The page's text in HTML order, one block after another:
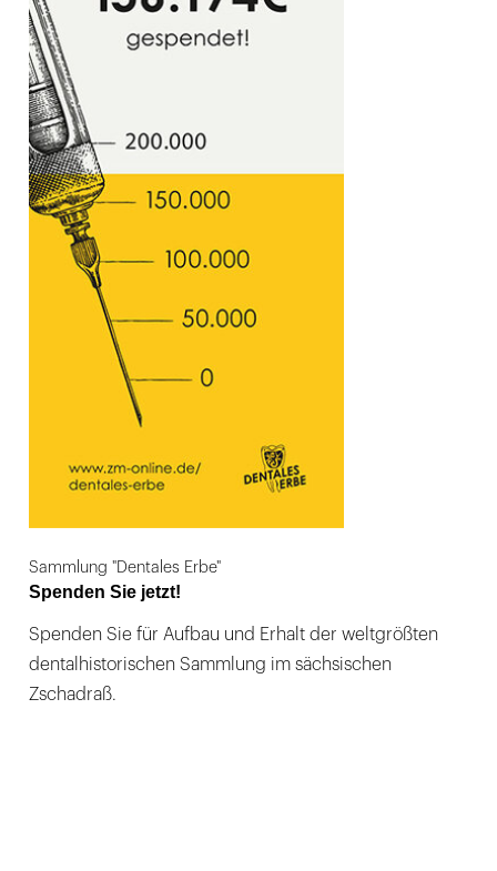
Sammlung "Dentales Erbe"
Spenden Sie jetzt!
Spenden Sie für Aufbau und Erhalt der weltgrößten
dentalhistorischen Sammlung im sächsischen
Zschadraß.